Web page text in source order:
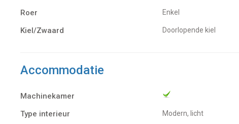
Roer Enkel
Kiel/Zwaard doorlopende kiel
Accommodatie
Machinekamer
Type interieur
Modern, licht